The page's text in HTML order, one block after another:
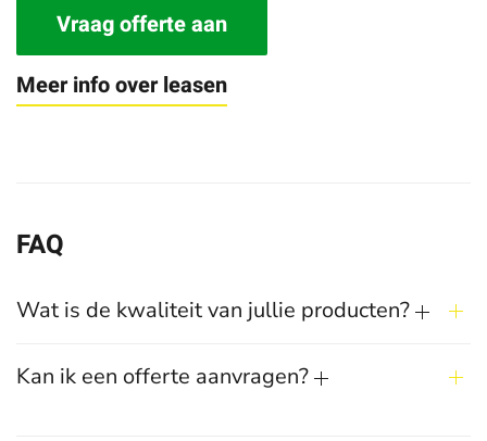
Vraag offerte aan
Meer info over leasen
FAQ
Wat is de kwaliteit van jullie producten?
Kan ik een offerte aanvragen?